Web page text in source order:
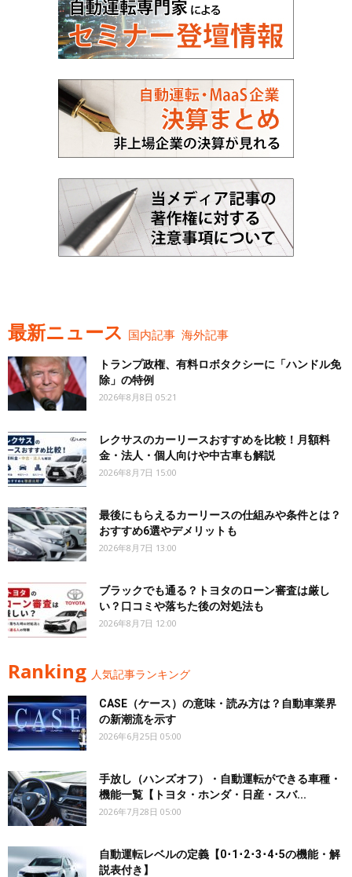
最新ニュース 国内記事 海外記事
トランプ政権、有料ロボタクシーに「ハンドル免
除」の特例
2026年8月8日 05:21
レクサスのカーリースおすすめを比較！月額料
金・法人・個人向けや中古車も解説
2026年8月7日 15:00
最後にもらえるカーリースの仕組みや条件とは？
おすすめ6選やデメリットも
2026年8月7日 13:00
ブラックでも通る？トヨタのローン審査は厳し
い？口コミや落ちた後の対処法も
2026年8月7日 12:00
Ranking 人気記事ランキング
CASE（ケース）の意味・読み方は？自動車業界
の新潮流を示す
2026年6月25日 05:00
手放し（ハンズオフ）・自動運転ができる車種・
機能一覧【トヨタ・ホンダ・日産・スバ...
2026年7月28日 05:00
自動運転レベルの定義【0･1･2･3･4･5の機能・解
説表付き】